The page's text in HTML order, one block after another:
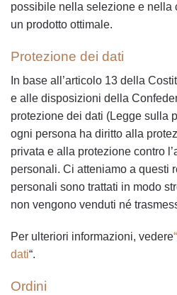
possibile nella selezione e nella
un prodotto ottimale.
Protezione dei dati
In base all’articolo 13 della
e alle disposizioni della
protezione dei dati (Legge sulla
ogni persona ha diritto alla
privata e alla protezione contro
personali. Ci atteniamo a questi
personali sono trattati in modo
non vengono venduti né
Per ulteriori informazioni, vedere
dati“.
Ordini